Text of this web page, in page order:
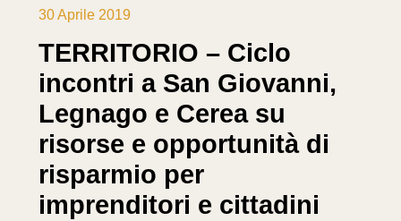
30 Aprile 2019
TERRITORIO – Ciclo
incontri a San Giovanni,
Legnago e Cerea su
risorse e opportunità di
risparmio per
imprenditori e cittadini